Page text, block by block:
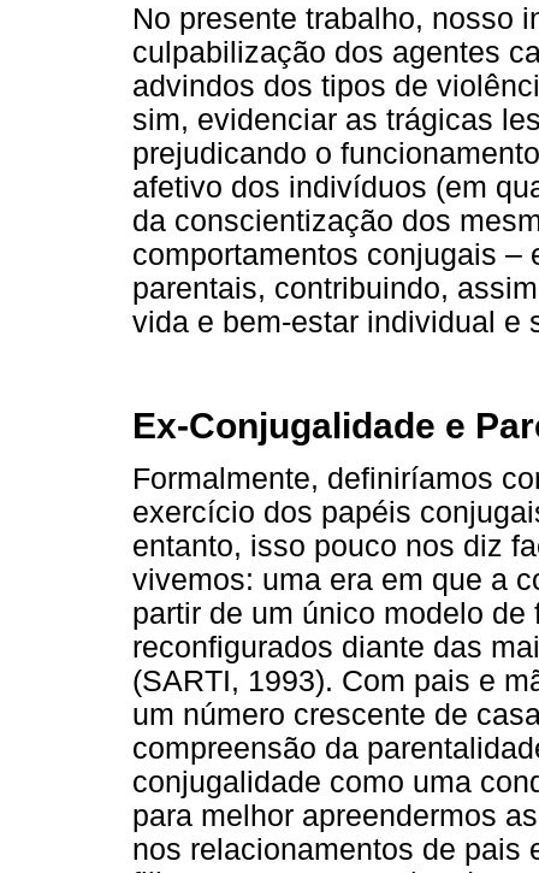
No presente trabalho, nosso
culpabilização dos agentes
advindos dos tipos de
sim, evidenciar as trágicas
prejudicando o
afetivo dos indivíduos (em
da conscientização dos
comportamentos conjugais –
parentais, contribuindo,
vida e bem-estar individual e
Ex-Conjugalidade e
Formalmente, definiríamos
exercício dos papéis
entanto, isso pouco nos diz
vivemos: uma era em que a
partir de um único modelo
reconfigurados diante das
(SARTI, 1993). Com pais e
um número crescente de
compreensão da
conjugalidade como uma
para melhor apreendermos
nos relacionamentos de pais